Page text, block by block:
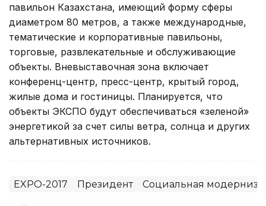
павильон Казахстана, имеющий форму сферы
диаметром 80 метров, а также международные,
тематические и корпоративные павильоны,
торговые, развлекательные и обслуживающие
объекты. Вневыставочная зона включает
конференц-центр, пресс-центр, крытый город,
жилые дома и гостиницы. Планируется, что
объекты ЭКСПО будут обеспечиваться «зеленой»
энергетикой за счет силы ветра, солнца и других
альтернативных источников.
EXPO-2017 Президент Социальная